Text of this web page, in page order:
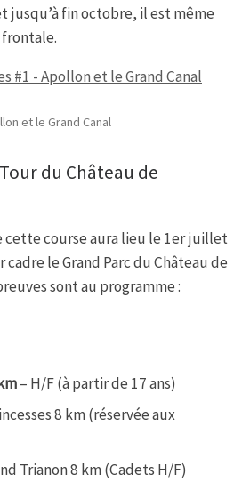
jusqu’à fin octobre, il est même
frontale.
et le Grand Canal
du Château de
cette course aura lieu le 1er juillet
le Grand Parc du Château de
sont au programme :
– H/F (à partir de 17 ans)
8 km (réservée aux
Trianon 8 km (Cadets H/F)